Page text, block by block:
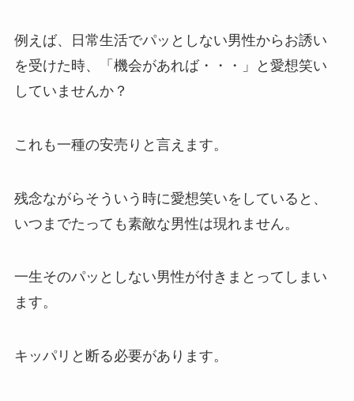
例えば、日常生活でパッとしない男性からお誘い
を受けた時、「機会があれば・・・」と愛想笑い
していませんか？
これも一種の安売りと言えます。
残念ながらそういう時に愛想笑いをしていると、
いつまでたっても素敵な男性は現れません。
一生そのパッとしない男性が付きまとってしまい
ます。
キッパリと断る必要があります。